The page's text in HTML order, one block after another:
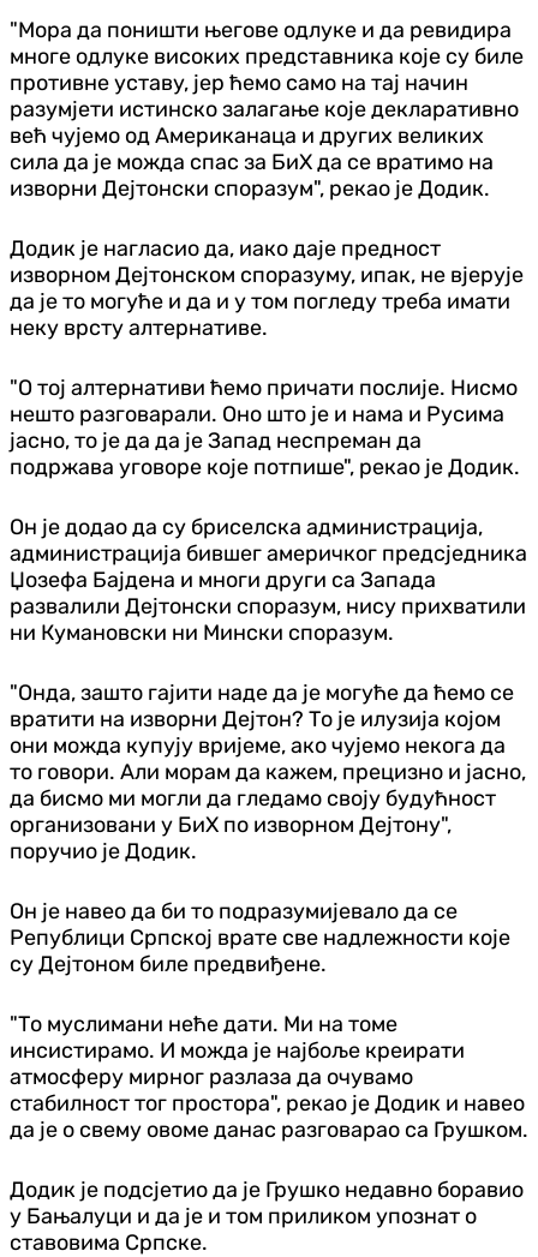
"Мора да поништи његове одлуке и да ревидира
многе одлуке високих представника које су биле
противне уставу, јер ћемо само на тај начин
разумјети истинско залагање које декларативно
већ чујемо од Американаца и других великих
сила да је можда спас за БиХ да се вратимо на
изворни Дејтонски споразум", рекао је Додик.
Додик је нагласио да, иако даје предност
изворном Дејтонском споразуму, ипак, не вјерује
да је то могуће и да и у том погледу треба имати
неку врсту алтернативе.
"О тој алтернативи ћемо причати послије. Нисмо
нешто разговарали. Оно што је и нама и Русима
јасно, то је да да је Запад неспреман да
подржава уговоре које потпише", рекао је Додик.
Он је додао да су бриселска администрација,
администрација бившег америчког предсједника
Џозефа Бајдена и многи други са Запада
развалили Дејтонски споразум, нису прихватили
ни Кумановски ни Мински споразум.
"Онда, зашто гајити наде да је могуће да ћемо се
вратити на изворни Дејтон? То је илузија којом
они можда купују вријеме, ако чујемо некога да
то говори. Али морам да кажем, прецизно и јасно,
да бисмо ми могли да гледамо своју будућност
организовани у БиХ по изворном Дејтону",
поручио је Додик.
Он је навео да би то подразумијевало да се
Републици Српској врате све надлежности које
су Дејтоном биле предвиђене.
"То муслимани неће дати. Ми на томе
инсистирамо. И можда је најбоље креирати
атмосферу мирног разлаза да очувамо
стабилност тог простора", рекао је Додик и навео
да је о свему овоме данас разговарао са Грушком.
Додик је подсјетио да је Грушко недавно боравио
у Бањалуци и да је и том приликом упознат о
ставовима Српске.